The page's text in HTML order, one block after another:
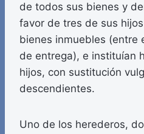
de todos sus bienes y
favor de tres de sus
bienes inmuebles (entre
de entrega), e instituían
hijos, con sustitución
descendientes.
Uno de los herederos,